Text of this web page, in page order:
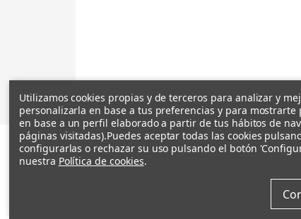
Utilizamos cookies propias y de terceros para analizar y
personalizarla en base a tus preferencias y para
en base a un perfil elaborado a partir de tus hábitos de
páginas visitadas).Puedes aceptar todas las cookies
configurarlas o rechazar su uso pulsando el botón
nuestra Política de cookies.